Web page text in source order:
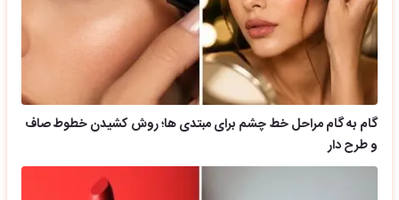
گام به گام مراحل خط چشم برای مبتدی ها؛ روش کشیدن خطوط صاف
و طرح دار